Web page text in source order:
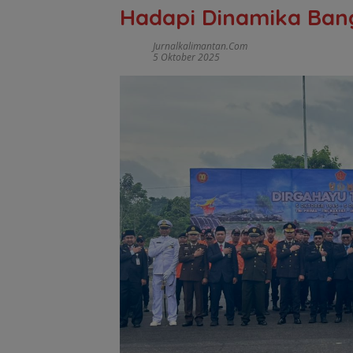
Hadapi Dinamika
Jurnalkalimantan.com
5 Oktober 2025